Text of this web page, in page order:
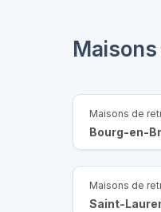
Maisons de
Bourg-en-
Maisons de
Saint-